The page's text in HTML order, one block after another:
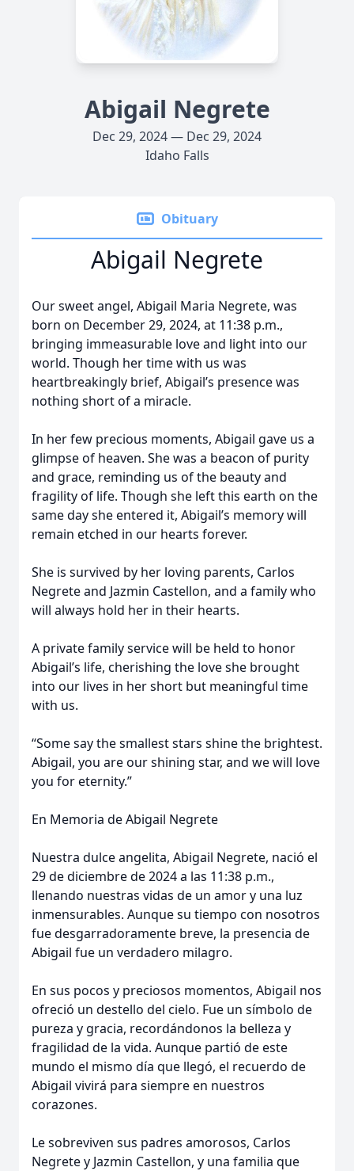
Abigail Negrete
Dec 29, 2024 — Dec 29, 2024
Idaho Falls
Obituary
Abigail Negrete
Our sweet angel, Abigail Maria Negrete, was
born on December 29, 2024, at 11:38 p.m.,
bringing immeasurable love and light into our
world. Though her time with us was
heartbreakingly brief, Abigail’s presence was
nothing short of a miracle.
In her few precious moments, Abigail gave us a
glimpse of heaven. She was a beacon of purity
and grace, reminding us of the beauty and
fragility of life. Though she left this earth on the
same day she entered it, Abigail’s memory will
remain etched in our hearts forever.
She is survived by her loving parents, Carlos
Negrete and Jazmin Castellon, and a family who
will always hold her in their hearts.
A private family service will be held to honor
Abigail’s life, cherishing the love she brought
into our lives in her short but meaningful time
with us.
“Some say the smallest stars shine the brightest.
Abigail, you are our shining star, and we will love
you for eternity.”
En Memoria de Abigail Negrete
Nuestra dulce angelita, Abigail Negrete, nació el
29 de diciembre de 2024 a las 11:38 p.m.,
llenando nuestras vidas de un amor y una luz
inmensurables. Aunque su tiempo con nosotros
fue desgarradoramente breve, la presencia de
Abigail fue un verdadero milagro.
En sus pocos y preciosos momentos, Abigail nos
ofreció un destello del cielo. Fue un símbolo de
pureza y gracia, recordándonos la belleza y
fragilidad de la vida. Aunque partió de este
mundo el mismo día que llegó, el recuerdo de
Abigail vivirá para siempre en nuestros
corazones.
Le sobreviven sus padres amorosos, Carlos
Negrete y Jazmin Castellon, y una familia que